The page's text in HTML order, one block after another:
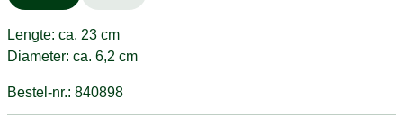
Lengte: ca. 23 cm
Diameter: ca. 6,2 cm
Bestel-nr.: 840898